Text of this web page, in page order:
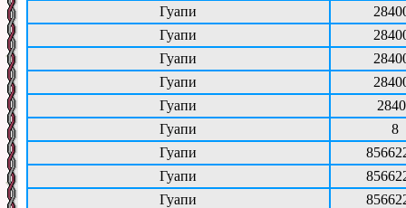
Гуапи
Гуапи
Гуапи
Гуапи
Гуапи
Гуапи
8
Гуапи
Гуапи
Гуапи